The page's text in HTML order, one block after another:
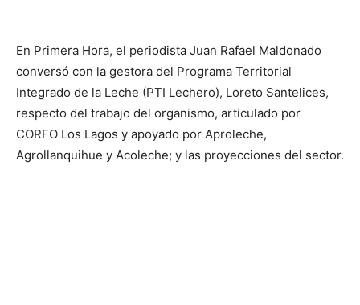
En Primera Hora, el periodista Juan Rafael Maldonado
conversó con la gestora del Programa Territorial
Integrado de la Leche (PTI Lechero), Loreto Santelices,
respecto del trabajo del organismo, articulado por
CORFO Los Lagos y apoyado por Aproleche,
Agrollanquihue y Acoleche; y las proyecciones del sector.